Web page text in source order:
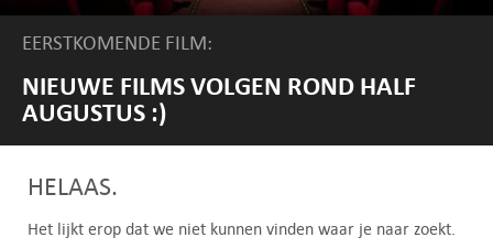
EERSTKOMENDE FILM:
NIEUWE FILMS VOLGEN ROND HALF
AUGUSTUS :)
HELAAS.
Het lijkt erop dat we niet kunnen vinden waar je naar zoekt.